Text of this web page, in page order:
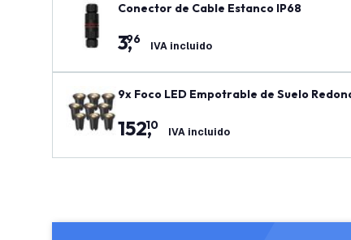
Conector de Cable Estanco IP68
3,
96 IVA incluido
9x Foco LED Empotrable de Suelo
152,
10 IVA incluido